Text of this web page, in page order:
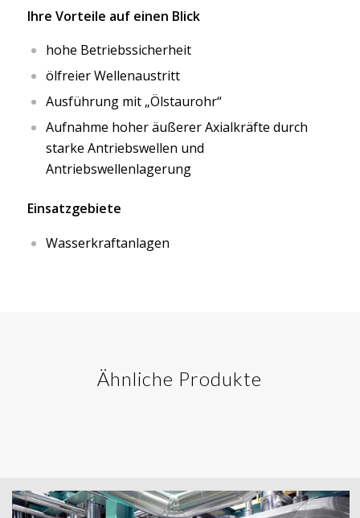
Ihre Vorteile auf einen Blick
hohe Betriebssicherheit
ölfreier Wellenaustritt
Ausführung mit „Ölstaurohr“
Aufnahme hoher äußerer Axialkräfte durch
starke Antriebswellen und
Antriebswellenlagerung
Einsatzgebiete
Wasserkraftanlagen
Ähnliche Produkte